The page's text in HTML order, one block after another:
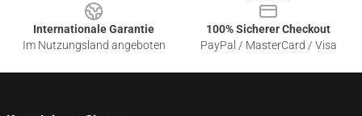
Internationale Garantie
Im Nutzungsland angeboten
100% Sicherer Checkout
PayPal / MasterCard / Visa